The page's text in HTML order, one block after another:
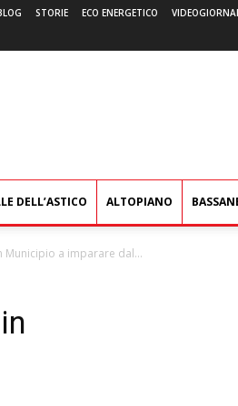
STORIE ECO ENERGETICO
DELL’ASTICO ALTOPIANO
Municipio a imparare dal...